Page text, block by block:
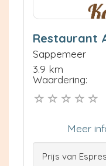
Restaurant
Sappemeer
3.9 km
Waardering:
Meer
Prijs van